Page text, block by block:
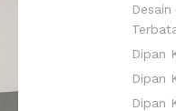
Dipan
Dipan
Dipan